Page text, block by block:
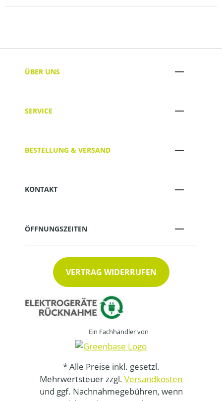
ÜBER UNS
SERVICE
BESTELLUNG & VERSAND
KONTAKT
ÖFFNUNGSZEITEN
VERTRAG WIDERRUFEN
Ein Fachhändler von
* Alle Preise inkl. gesetzl.
Mehrwertsteuer zzgl. Versandkosten
und ggf. Nachnahmegebühren, wenn